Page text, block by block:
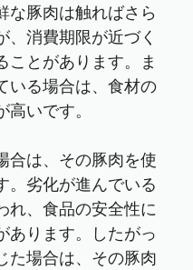
な豚肉は触ればさら
、消費期限が近づく
ことがあります。ま
いる場合は、食材の
いです。
合は、その豚肉を使
。劣化が進んでいる
れ、食品の安全性に
あります。したがっ
た場合は、その豚肉